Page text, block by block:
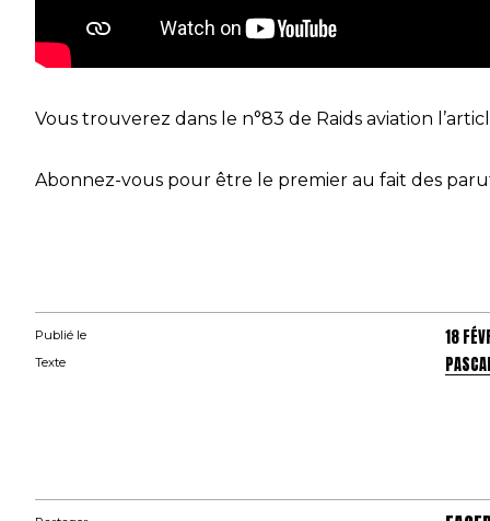
Vous trouverez dans le n°83 de Raids aviation
Abonnez-vous pour être le premier au fait des
Publié le 18
Texte